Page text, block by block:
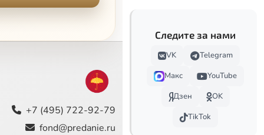
(ТК Радость моя)
+7 (495) 722-92-79
fond@predanie.ru
Следите за нами
VK
Telegram
Макс
YouTube
Дзен
OK
TikTok